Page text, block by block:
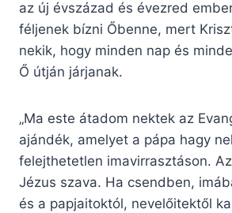
az új évszázad és évezred
féljenek bízni Őbenne, mert
nekik, hogy minden nap és
Ő útján járjanak.
„Ma este átadom nektek az
ajándék, amelyet a pápa hagy
felejthetetlen imavirrasztáson.
Jézus szava. Ha csendben,
és a papjaitoktól, nevelőitektől